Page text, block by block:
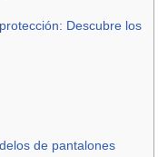
Descubre los
de pantalones